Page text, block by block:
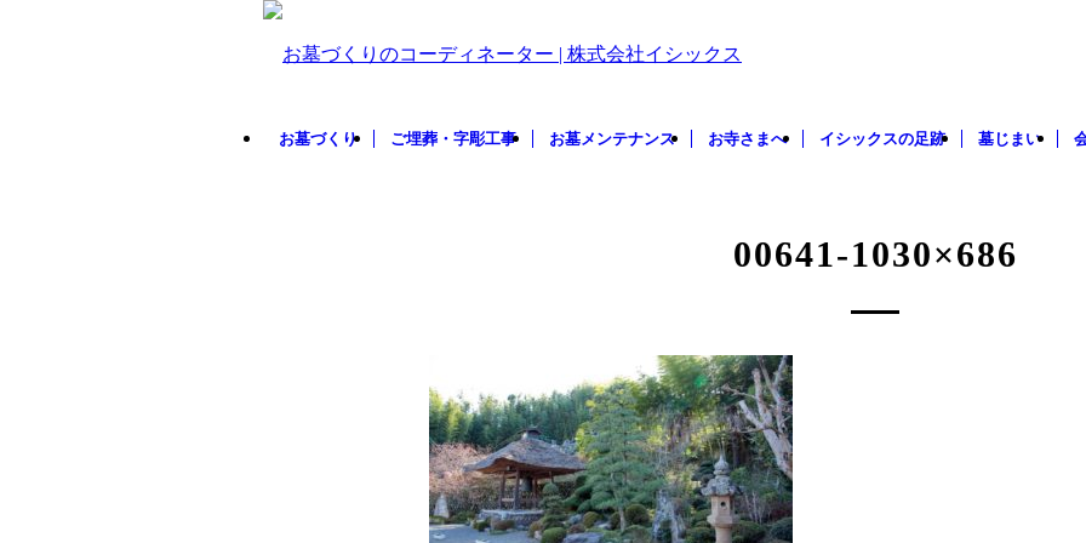
お墓づくり ご埋葬・字彫工事 お墓メンテナンス お寺さまへ イシックスの足跡 墓じまい
00641-1030×686